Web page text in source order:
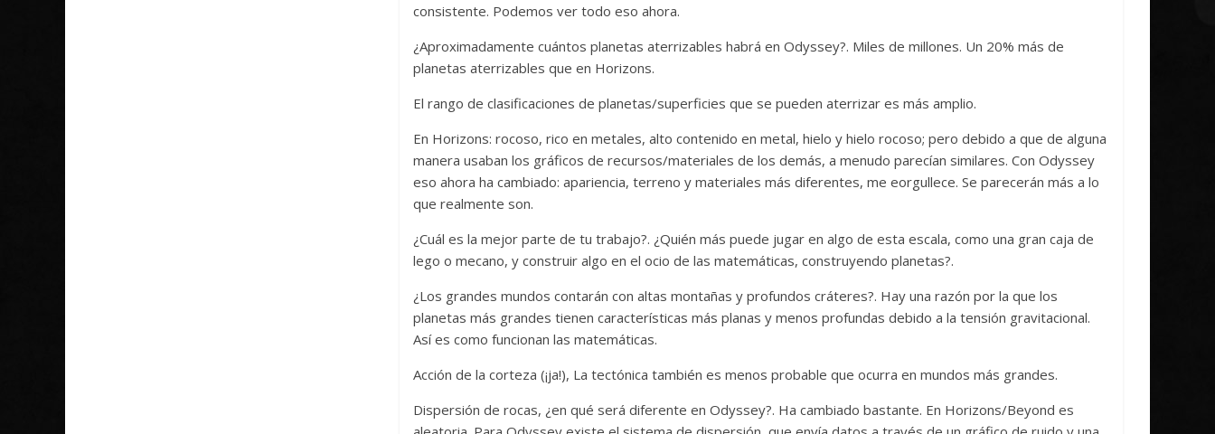
consistente. Podemos ver todo eso ahora.
¿Aproximadamente cuántos planetas aterrizables habrá en Odyssey?. Miles de millones. Un 20% más de
planetas aterrizables que en Horizons.
El rango de clasificaciones de planetas/superficies que se pueden aterrizar es más amplio.
En Horizons: rocoso, rico en metales, alto contenido en metal, hielo y hielo rocoso; pero debido a que de alguna
manera usaban los gráficos de recursos/materiales de los demás, a menudo parecían similares. Con Odyssey
eso ahora ha cambiado: apariencia, terreno y materiales más diferentes, me eorgullece. Se parecerán más a lo
que realmente son.
¿Cuál es la mejor parte de tu trabajo?. ¿Quién más puede jugar en algo de esta escala, como una gran caja de
lego o mecano, y construir algo en el ocio de las matemáticas, construyendo planetas?.
¿Los grandes mundos contarán con altas montañas y profundos cráteres?. Hay una razón por la que los
planetas más grandes tienen características más planas y menos profundas debido a la tensión gravitacional.
Así es como funcionan las matemáticas.
Acción de la corteza (¡ja!), La tectónica también es menos probable que ocurra en mundos más grandes.
Dispersión de rocas, ¿en qué será diferente en Odyssey?. Ha cambiado bastante. En Horizons/Beyond es